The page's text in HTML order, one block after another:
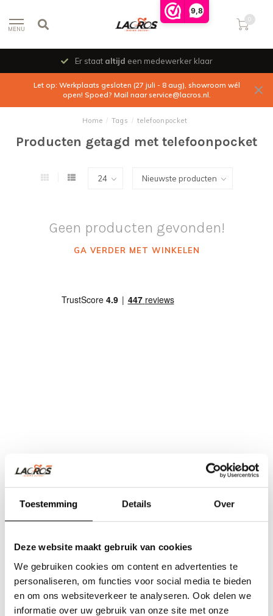
9,8
Toestemming Details Over
Deze website maakt gebruik van cookies
We gebruiken cookies om content en advertenties te
personaliseren, om functies voor social media te bieden
en om ons websiteverkeer te analyseren. Ook delen we
informatie over uw gebruik van onze site met onze
MENU
0
Er staat altijd een medewerker klaar
Let op: Werkplaats gesloten (27 juli - 8 aug), showroom wél
open! Spoed? Mail naarservice@lacros.nl.
Home / Tags / telefoonpocket
Producten getagd met telefoonpocket
Geen producten gevonden!
GA VERDER MET WINKELEN
Team Lacros
Nieuwe Eerdsebaan 16, 5482 VS Schijndel Nederland
KvK-nr: 62140957
Btw-nr: NL854680950B01